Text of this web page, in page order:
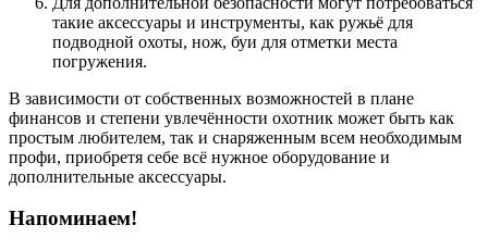
такие аксессуары и инструменты, как ружьё для
подводной охоты, нож, буи для отметки места
погружения.
В зависимости от собственных возможностей в плане
финансов и степени увлечённости охотник может быть как
простым любителем, так и снаряженным всем необходимым
профи, приобретя себе всё нужное оборудование и
дополнительные аксессуары.
Напоминаем!